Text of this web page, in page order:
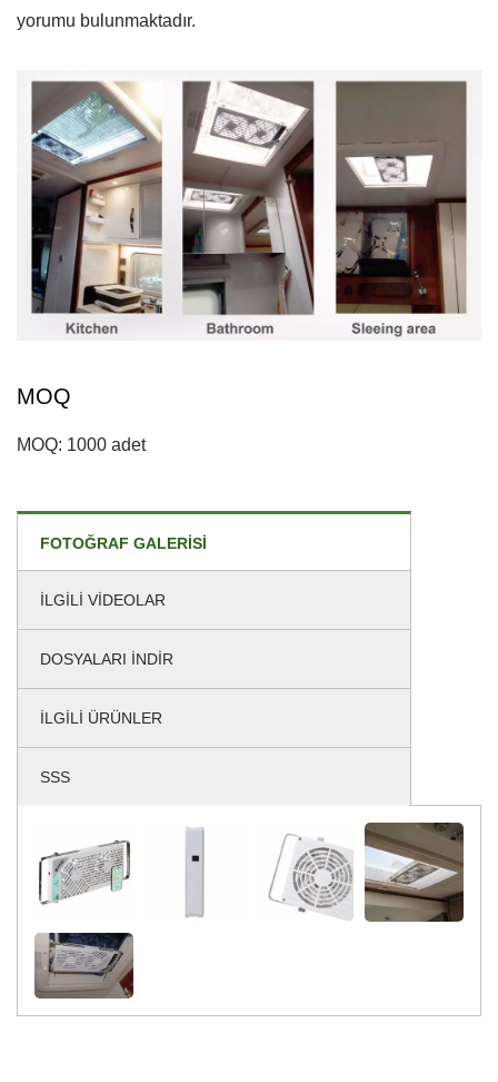
yorumu bulunmaktadır.
MOQ
MOQ: 1000 adet
FOTOĞRAF GALERISI
İLGILI VIDEOLAR
DOSYALARI İNDIR
İLGILI ÜRÜNLER
SSS